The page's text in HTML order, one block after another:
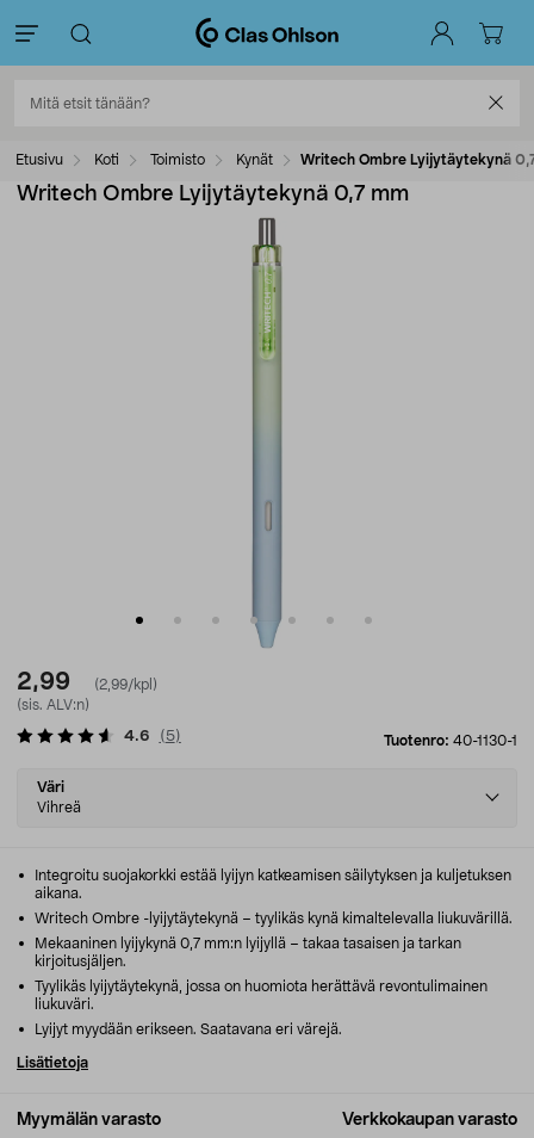
Etusivu Koti Toimisto Kynät Writech Ombre Lyijytäytekynä
Writech Ombre Lyijytäytekynä 0,7 mm
2,99
(2,99/kpl)
(sis. ALV:n)
Tuotenro: 40-1130-1
4.6 ( 5)
Select
variant
Väri
Vihreä
Myymälän varasto Verkkokaupan varasto
Integroitu suojakorkki estää lyijyn katkeamisen säilytyksen ja kuljetuksen
aikana.
Writech Ombre -lyijytäytekynä – tyylikäs kynä kimaltelevalla liukuvärillä.
Mekaaninen lyijykynä 0,7 mm:n lyijyllä – takaa tasaisen ja tarkan
kirjoitusjäljen.
Tyylikäs lyijytäytekynä, jossa on huomiota herättävä revontulimainen
liukuväri.
Lyijyt myydään erikseen. Saatavana eri värejä.
Lisätietoja